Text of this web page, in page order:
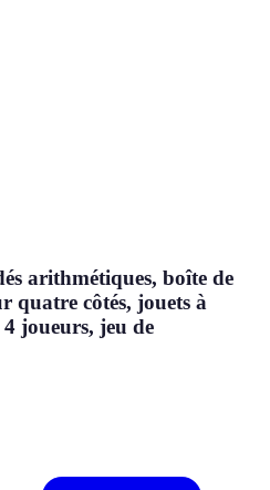
arithmétiques, boîte de
quatre côtés, jouets à
joueurs, jeu de